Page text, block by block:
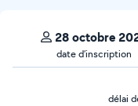
28 octobre
date d’inscription
délai